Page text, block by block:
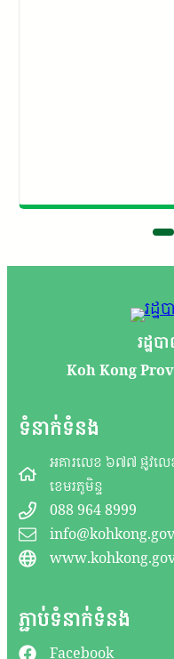
រដ្ឋ
Koh Kong
ទំនាក់ទំនង
អគារលេខ ៦៧៧ ផ្លូវល
ខេមរភូមិន្ទ
088 964 8999
ភ្ជាប់ទំនាក់ទំនង
Facebook